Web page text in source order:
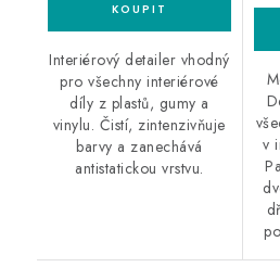
Interiérový detailer vhodný
pro všechny interiérové
díly z plastů, gumy a
vinylu. Čistí, zintenzivňuje
barvy a zanechává
antistatickou vrstvu.
v